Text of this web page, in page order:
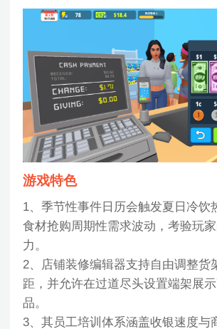
游戏特色
1、季节性事件日历会触发夏日冷饮
食材抢购周期性需求波动，考验玩
力。
2、店铺装修编辑器支持自由调整货
距，并允许在过道尽头设置端架展
品。
3、其员工培训体系涵盖收银速度与